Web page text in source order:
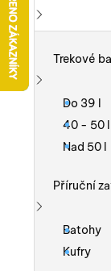
Trekové
Zobrazit
Do 39 l
40 - 50 l
Nad 50 l
Příruční
Zobrazit
Batohy
Kufry